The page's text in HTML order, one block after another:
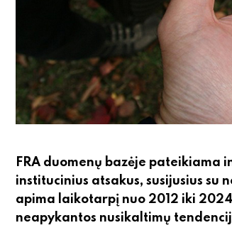
FRA duomenų bazėje pateikiama
institucinius atsakus, susijusius su
apima laikotarpį nuo 2012 iki
neapykantos nusikaltimų